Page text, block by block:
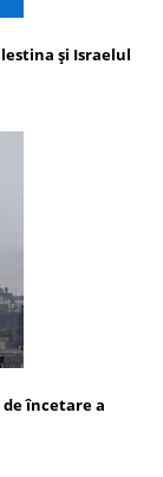
și Israelul
încetare a